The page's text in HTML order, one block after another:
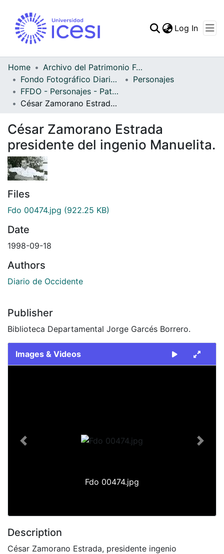
Statistics
Log In
Home
Archivo del Patrimonio Fotográfico y Fílmico del Valle del Cauca
Fondo Fotográfico Diario Occidente
Personajes
FFDO - Personajes - Patrimonial
César Zamorano Estrada presidente del ingenio Manuelita.
César Zamorano Estrada
presidente del ingenio Manuelita.
Files
Fdo 00474.jpg (922.25 KB)
Date
1998-09-18
Authors
Diario de Occidente
Publisher
Biblioteca Departamental Jorge Garcés Borrero.
Images & Videos
Fdo 00474.jpg
Previous Next
Description
César Zamorano Estrada, presidente ingenio